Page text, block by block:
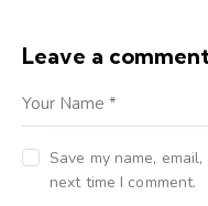
Leave a
Save my name,
next time I comment.